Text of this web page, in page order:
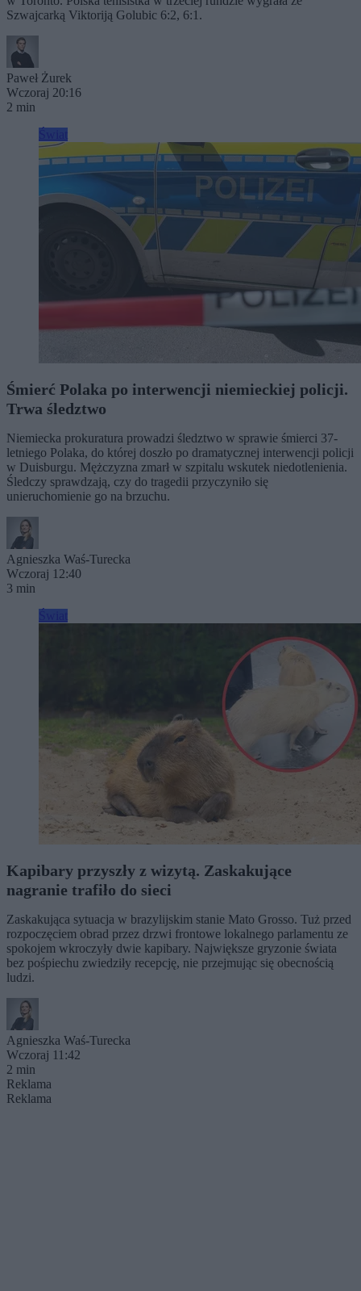
Szwajcarką Viktoriją Golubic 6:2, 6:1.
Paweł Żurek
Wczoraj 20:16
2 min
Śmierć Polaka po interwencji niemieckiej policji.
Trwa śledztwo
Niemiecka prokuratura prowadzi śledztwo w sprawie śmierci 37-
letniego Polaka, do której doszło po dramatycznej interwencji policji
w Duisburgu. Mężczyzna zmarł w szpitalu wskutek niedotlenienia.
Śledczy sprawdzają, czy do tragedii przyczyniło się
unieruchomienie go na brzuchu.
Agnieszka Waś-Turecka
Wczoraj 12:40
3 min
Kapibary przyszły z wizytą. Zaskakujące
nagranie trafiło do sieci
Zaskakująca sytuacja w brazylijskim stanie Mato Grosso. Tuż przed
rozpoczęciem obrad przez drzwi frontowe lokalnego parlamentu ze
spokojem wkroczyły dwie kapibary. Największe gryzonie świata
bez pośpiechu zwiedziły recepcję, nie przejmując się obecnością
ludzi.
Agnieszka Waś-Turecka
Wczoraj 11:42
2 min
Reklama
Reklama